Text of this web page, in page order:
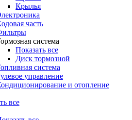
Крылья
часть
система
Показать все
Диск тормозной
система
управление
и отопление
все